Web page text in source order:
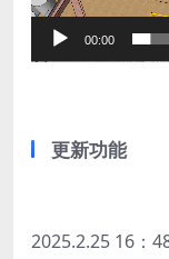
00:00
更新功能
2025.2.25 16：